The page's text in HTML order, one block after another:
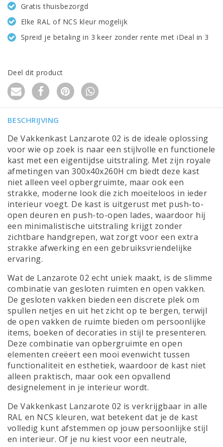
Gratis thuisbezorgd
Elke RAL of NCS kleur mogelijk
Spreid je betaling in 3 keer zonder rente met iDeal in 3
Deel dit product
BESCHRIJVING
De Vakkenkast Lanzarote 02 is de ideale oplossing
voor wie op zoek is naar een stijlvolle en functionele
kast met een eigentijdse uitstraling. Met zijn royale
afmetingen van 300x40x260H cm biedt deze kast
niet alleen veel opbergruimte, maar ook een
strakke, moderne look die zich moeiteloos in ieder
interieur voegt. De kast is uitgerust met push-to-
open deuren en push-to-open lades, waardoor hij
een minimalistische uitstraling krijgt zonder
zichtbare handgrepen, wat zorgt voor een extra
strakke afwerking en een gebruiksvriendelijke
ervaring.
Wat de Lanzarote 02 echt uniek maakt, is de slimme
combinatie van gesloten ruimten en open vakken.
De gesloten vakken bieden een discrete plek om
spullen netjes en uit het zicht op te bergen, terwijl
de open vakken de ruimte bieden om persoonlijke
items, boeken of decoraties in stijl te presenteren.
Deze combinatie van opbergruimte en open
elementen creëert een mooi evenwicht tussen
functionaliteit en esthetiek, waardoor de kast niet
alleen praktisch, maar ook een opvallend
designelement in je interieur wordt.
De Vakkenkast Lanzarote 02 is verkrijgbaar in alle
RAL en NCS kleuren, wat betekent dat je de kast
volledig kunt afstemmen op jouw persoonlijke stijl
en interieur. Of je nu kiest voor een neutrale,